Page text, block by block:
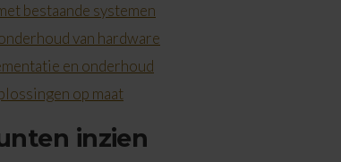
bestaande systemen
van hardware
en onderhoud
op maat
inzien